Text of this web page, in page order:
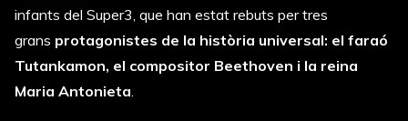
infants del Super3, que han estat rebuts per tres
grans protagonistes de la història universal: el faraó
Tutankamon, el compositor Beethoven i la reina
Maria Antonieta.